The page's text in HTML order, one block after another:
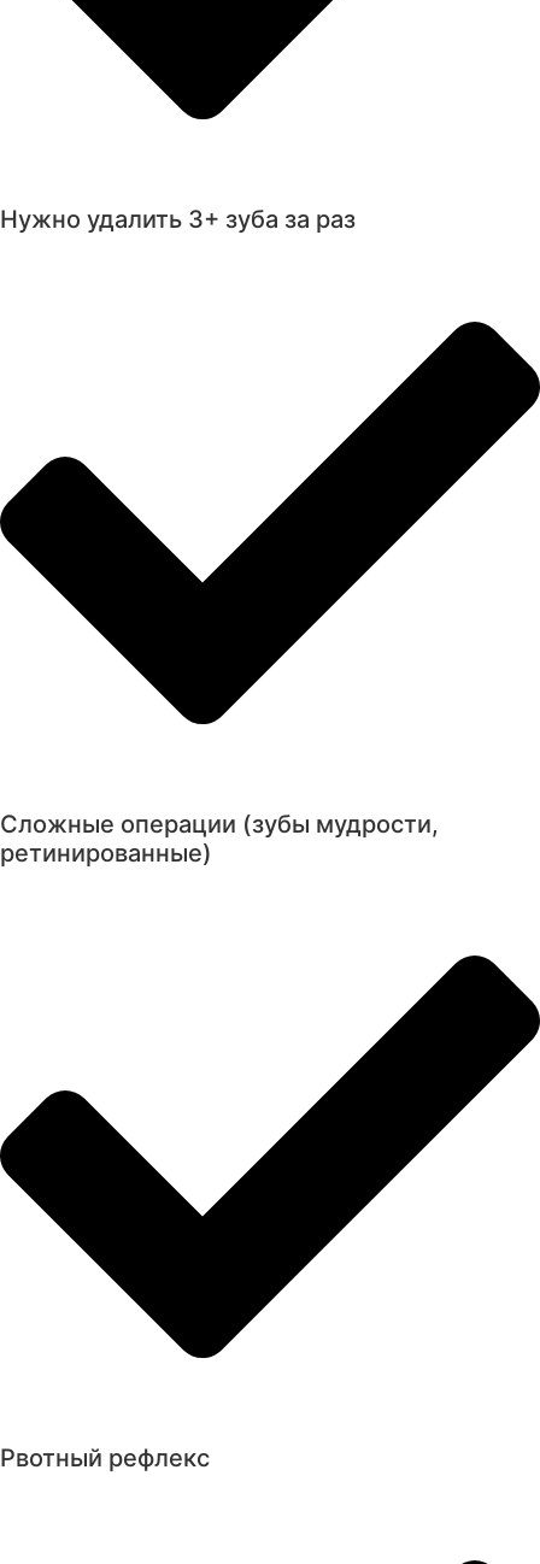
Нужно удалить 3+ зуба за раз
Сложные операции (зубы мудрости,
ретинированные)
Рвотный рефлекс